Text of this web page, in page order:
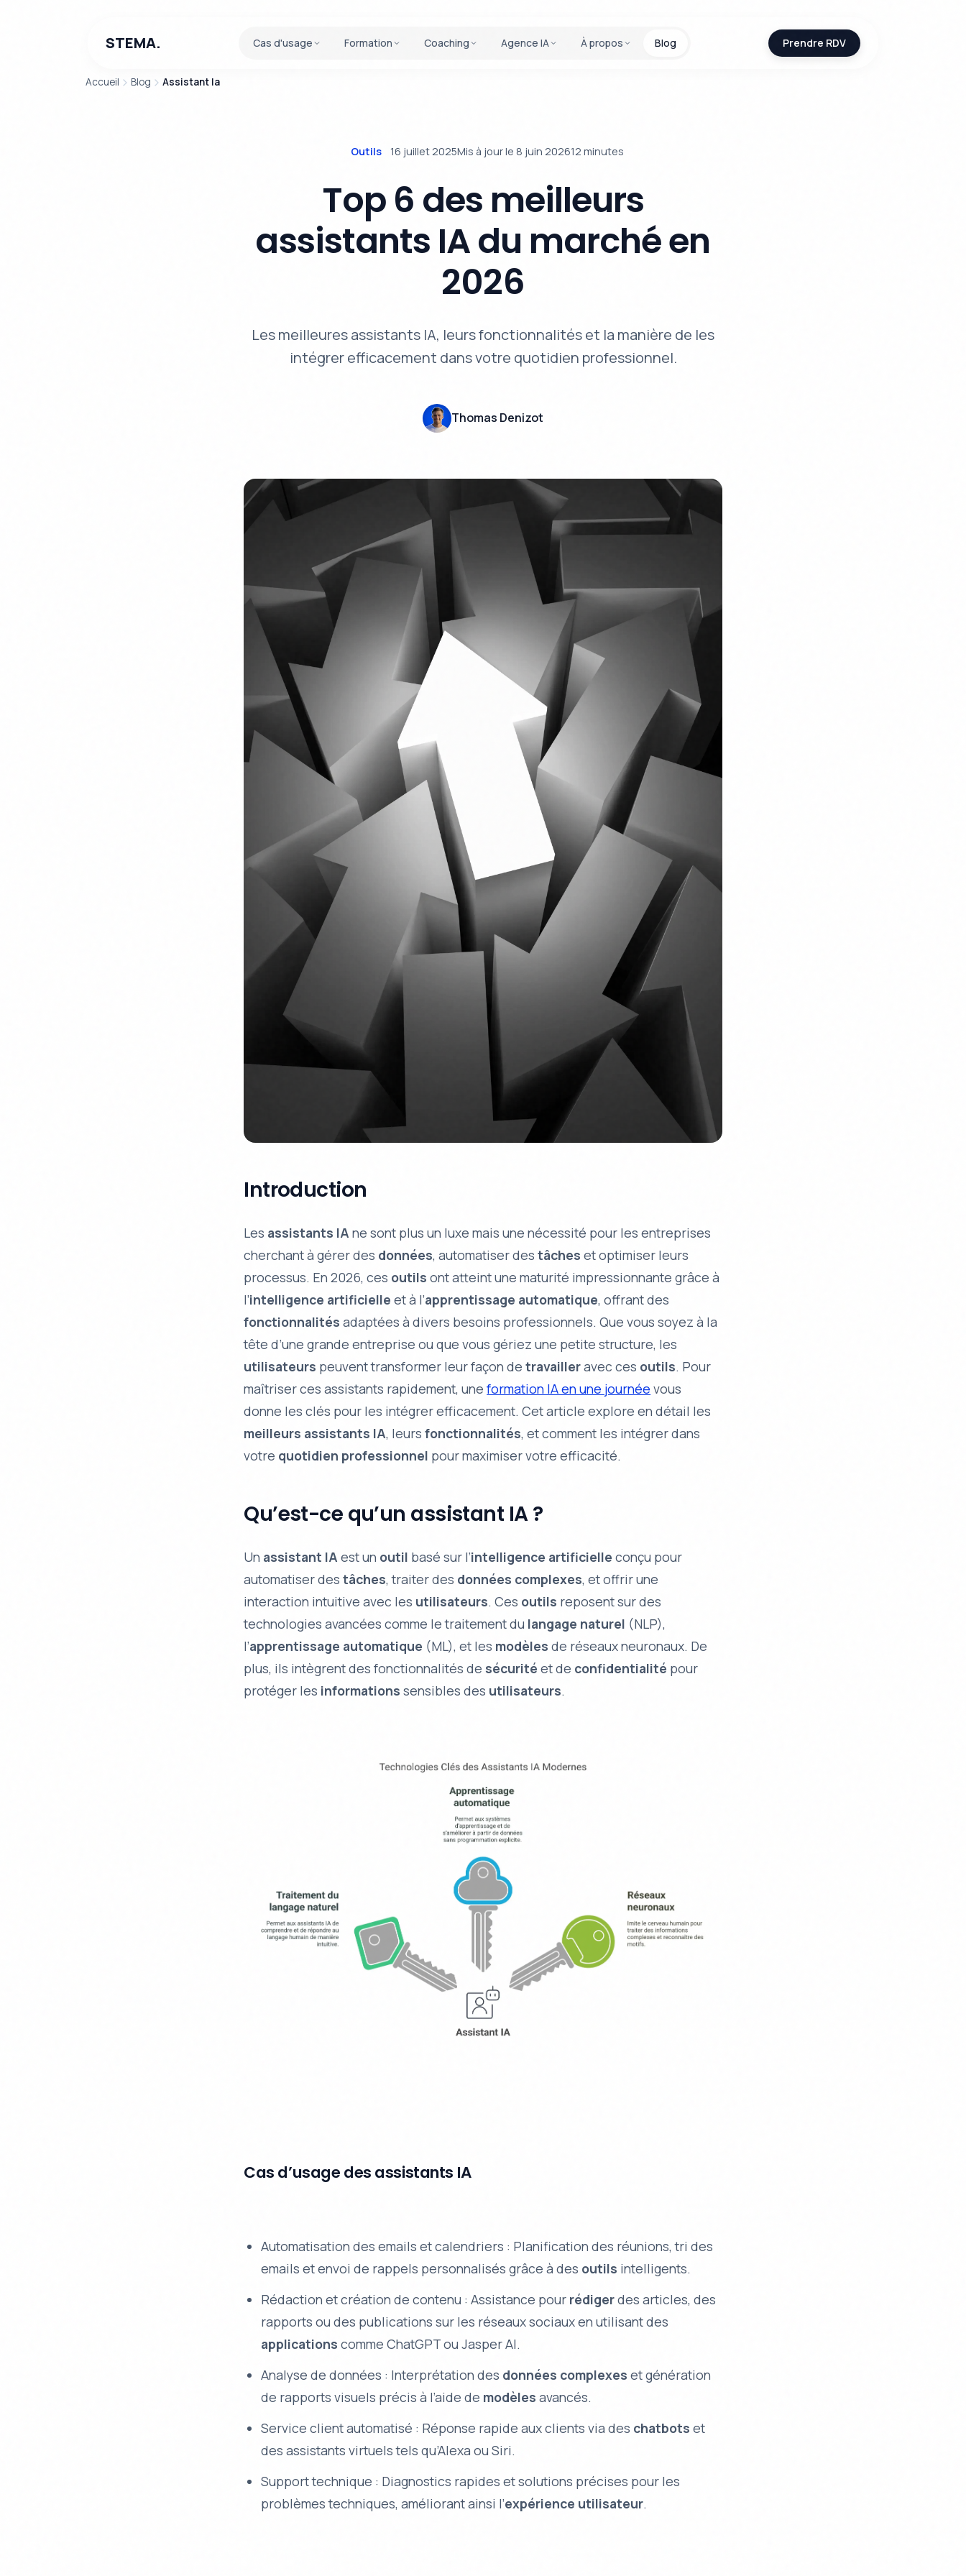
STEMA. Cas d'usage Formation Coaching Agence IA À propos Blog Prendre RDV
Accueil Blog Assistant Ia
Outils 16 juillet 2025Mis à jour le 8 juin 202612 minutes
Top 6 des meilleurs
assistants IA du marché en
2026
Les meilleures assistants IA, leurs fonctionnalités et la manière de les
intégrer efficacement dans votre quotidien professionnel.
Thomas Denizot
Introduction
Les assistants IA ne sont plus un luxe mais une nécessité pour les entreprises
cherchant à gérer des données, automatiser destâches et optimiser leurs
processus. En 2026, ces outils ont atteint une maturité impressionnante grâce à
l’intelligence artificielle et à l’apprentissage automatique, offrant des
fonctionnalités adaptées à divers besoins professionnels. Que vous soyez à la
tête d’une grande entreprise ou que vous gériez une petite structure, les
utilisateurs peuvent transformer leur façon detravailleravec ces outils. Pour
maîtriser ces assistants rapidement, uneformation IA en une journée vous
donne les clés pour les intégrer efficacement. Cet article explore en détail les
meilleurs assistants IA, leursfonctionnalités, et comment les intégrer dans
votre quotidien professionnel pour maximiser votre efficacité.
Qu’est-ce qu’un assistant IA ?
Un assistant IA est un outil basé sur l’intelligence artificielle conçu pour
automatiser destâches, traiter des données complexes, et offrir une
interaction intuitive avec les utilisateurs. Ces outils reposent sur des
technologies avancées comme le traitement du langage naturel (NLP),
l’apprentissage automatique (ML), et les modèles de réseaux neuronaux. De
plus, ils intègrent des fonctionnalités de sécurité et de confidentialité pour
protéger les informations sensibles des utilisateurs.
Cas d’usage des assistants IA
Automatisation des emails et calendriers : Planification des réunions, tri des
emails et envoi de rappels personnalisés grâce à des outils intelligents.
Rédaction et création de contenu : Assistance pour rédigerdes articles, des
rapports ou des publications sur les réseaux sociaux en utilisant des
applications comme ChatGPT ou Jasper AI.
Analyse de données : Interprétation des données complexes et génération
de rapports visuels précis à l’aide de modèles avancés.
Service client automatisé : Réponse rapide aux clients via des chatbots et
des assistants virtuels tels qu’Alexa ou Siri.
Support technique : Diagnostics rapides et solutions précises pour les
problèmes techniques, améliorant ainsi l’expérience utilisateur.